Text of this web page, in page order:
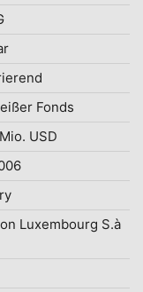
Fonds
USD
Luxembourg S.à